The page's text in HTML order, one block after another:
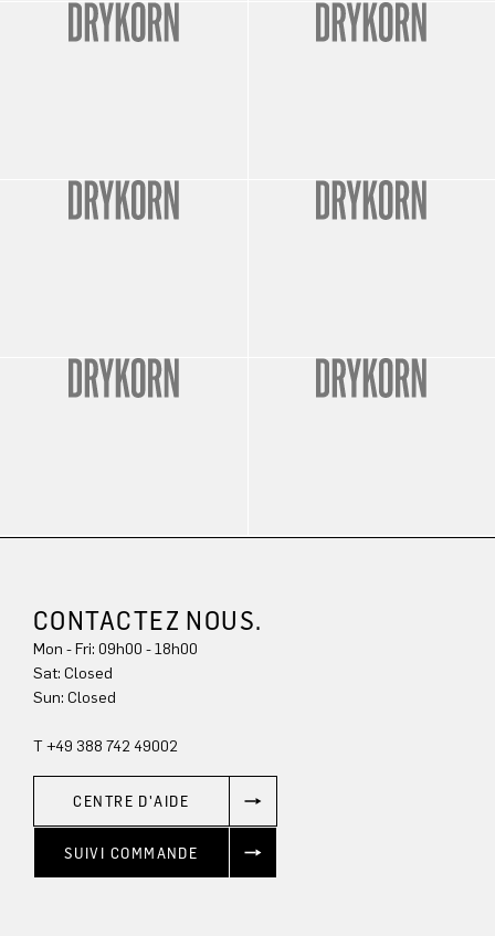
CONTACTEZ NOUS.
Mon - Fri: 09h00 - 18h00
Sat: Closed
Sun: Closed
T +49 388 742 49002
CENTRE D'AIDE
SUIVI COMMANDE